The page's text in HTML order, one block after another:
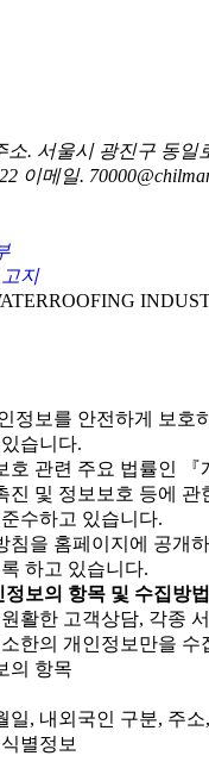
소. 서울시 광진구 동일
이메일.
지
정보를 안전하게 보호
습니다.
호 관련 주요 법률인 『
진 및 정보보호 등에 관
수하고 있습니다.
침을 홈페이지에 공개
하고 있습니다.
보의 항목 및 수집방법
활한 고객상담, 각종
한의 개인정보만을 수
의 항목
일, 내외국인 구분, 주
별정보